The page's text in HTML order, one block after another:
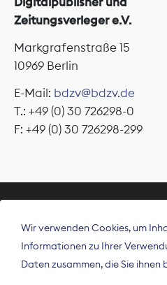
Zeitungsverleger e.V.
Markgrafenstraße 15
10969 Berlin
E-Mail: bdzv@bdzv.de
T.: +49 (0) 30 726298-0
F: +49 (0) 30 726298-299
Wir verwenden Cookies, um
Informationen zu Ihrer
Daten zusammen, die Sie